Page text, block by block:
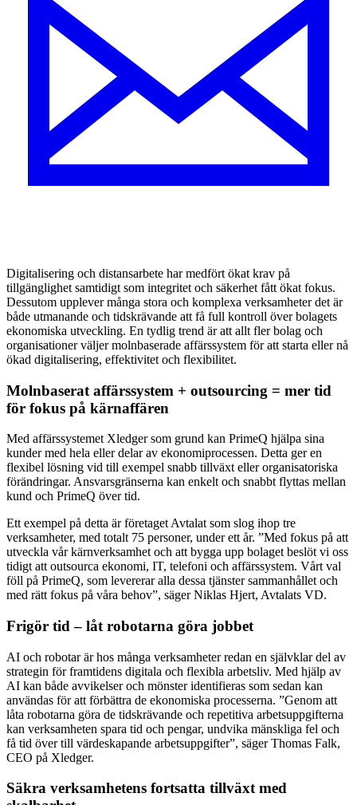
Digitalisering och distansarbete har medfört ökat krav på
tillgänglighet samtidigt som integritet och säkerhet fått ökat fokus.
Dessutom upplever många stora och komplexa verksamheter det är
både utmanande och tidskrävande att få full kontroll över bolagets
ekonomiska utveckling. En tydlig trend är att allt fler bolag och
organisationer väljer molnbaserade affärssystem för att starta eller nå
ökad digitalisering, effektivitet och flexibilitet.
Molnbaserat affärssystem + outsourcing = mer tid
för fokus på kärnaffären
Med affärssystemet Xledger som grund kan PrimeQ hjälpa sina
kunder med hela eller delar av ekonomiprocessen. Detta ger en
flexibel lösning vid till exempel snabb tillväxt eller organisatoriska
förändringar. Ansvarsgränserna kan enkelt och snabbt flyttas mellan
kund och PrimeQ över tid.
Ett exempel på detta är företaget Avtalat som slog ihop tre
verksamheter, med totalt 75 personer, under ett år. ”Med fokus på att
utveckla vår kärnverksamhet och att bygga upp bolaget beslöt vi oss
tidigt att outsourca ekonomi, IT, telefoni och affärssystem. Vårt val
föll på PrimeQ, som levererar alla dessa tjänster sammanhållet och
med rätt fokus på våra behov”, säger Niklas Hjert, Avtalats VD.
Frigör tid – låt robotarna göra jobbet
AI och robotar är hos många verksamheter redan en självklar del av
strategin för framtidens digitala och flexibla arbetsliv. Med hjälp av
AI kan både avvikelser och mönster identifieras som sedan kan
användas för att förbättra de ekonomiska processerna. ”Genom att
låta robotarna göra de tidskrävande och repetitiva arbetsuppgifterna
kan verksamheten spara tid och pengar, undvika mänskliga fel och
få tid över till värdeskapande arbetsuppgifter”, säger Thomas Falk,
CEO på Xledger.
Säkra verksamhetens fortsatta tillväxt med